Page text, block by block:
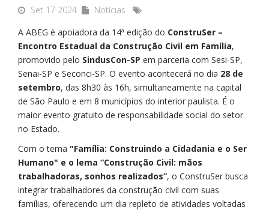
Set 17 2024
Notícias
A ABEG é apoiadora da 14ª edição do ConstruSer –
Encontro Estadual da Construção Civil em Família,
promovido pelo SindusCon-SP em parceria com Sesi-SP,
Senai-SP e Seconci-SP. O evento acontecerá no dia 28 de
setembro, das 8h30 às 16h, simultaneamente na capital
de São Paulo e em 8 municípios do interior paulista. É o
maior evento gratuito de responsabilidade social do setor
no Estado.
Com o tema "Família: Construindo a Cidadania e o Ser
Humano" e o lema “Construção Civil: mãos
trabalhadoras, sonhos realizados”, o ConstruSer busca
integrar trabalhadores da construção civil com suas
famílias, oferecendo um dia repleto de atividades voltadas